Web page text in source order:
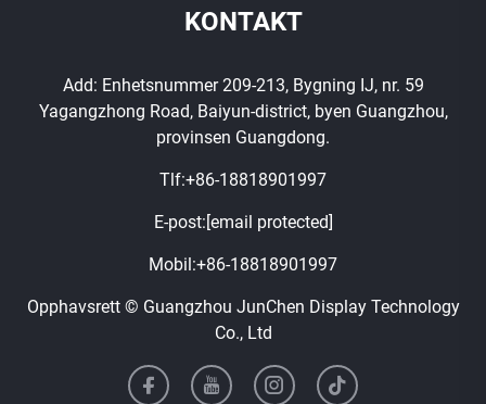
KONTAKT
Add: Enhetsnummer 209-213, Bygning IJ, nr. 59
Yagangzhong Road, Baiyun-district, byen Guangzhou,
provinsen Guangdong.
Tlf:+86-18818901997
E-post: [email protected]
Mobil:+86-18818901997
Opphavsrett © Guangzhou JunChen Display Technology
Co., Ltd